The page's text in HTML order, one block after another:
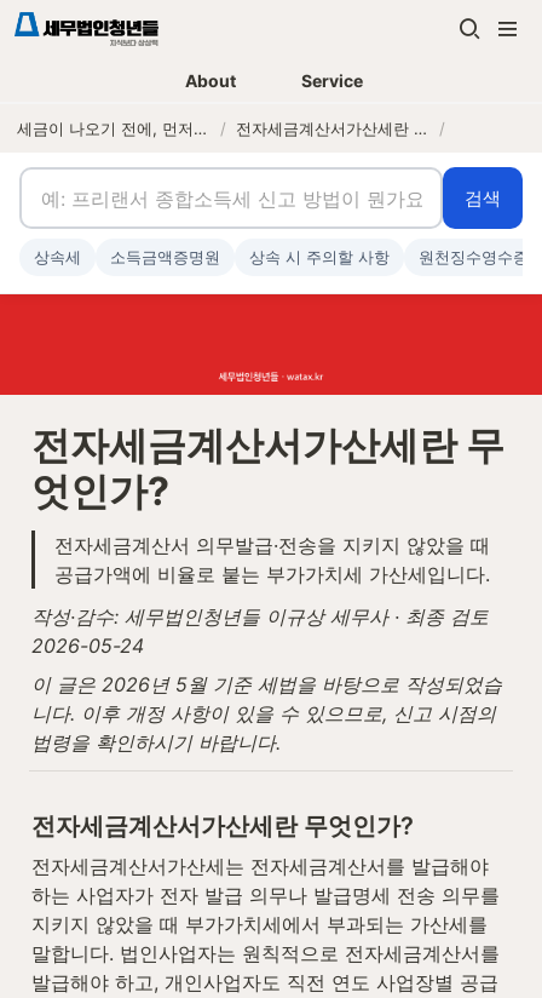
About Service
세금이 나오기 전에, 먼저 연락하는 세무법인 / 전자세금계산서가산세란 무엇인가? /
전자세금계산서가산세란 무
엇인가?
전자세금계산서 의무발급·전송을 지키지 않았을 때
공급가액에 비율로 붙는 부가가치세 가산세입니다.
작성·감수: 세무법인청년들 이규상 세무사 · 최종 검토
2026-05-24
이 글은 2026년 5월 기준 세법을 바탕으로 작성되었습
니다. 이후 개정 사항이 있을 수 있으므로, 신고 시점의
법령을 확인하시기 바랍니다.
전자세금계산서가산세란 무엇인가?
전자세금계산서가산세는 전자세금계산서를 발급해야
하는 사업자가 전자 발급 의무나 발급명세 전송 의무를
지키지 않았을 때 부가가치세에서 부과되는 가산세를
말합니다. 법인사업자는 원칙적으로 전자세금계산서를
발급해야 하고, 개인사업자도 직전 연도 사업장별 공급
검색
상속세 소득금액증명원 상속 시 주의할 사항 원천징수영수증